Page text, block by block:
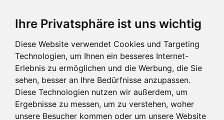
Ihre Privatsphäre ist uns wichtig
Diese Website verwendet Cookies und Targeting
Technologien, um Ihnen ein besseres Internet-
Erlebnis zu ermöglichen und die Werbung, die Sie
sehen, besser an Ihre Bedürfnisse anzupassen.
Diese Technologien nutzen wir außerdem, um
Ergebnisse zu messen, um zu verstehen, woher
unsere Besucher kommen oder um unsere Website